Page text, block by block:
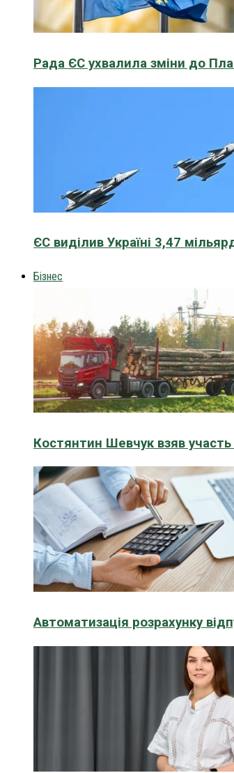
Рада ЄС ухвалила зміни до
ЄС виділив Україні 3,47
Бізнес
Костянтин Шевчук взяв
Автоматизація розрахунку